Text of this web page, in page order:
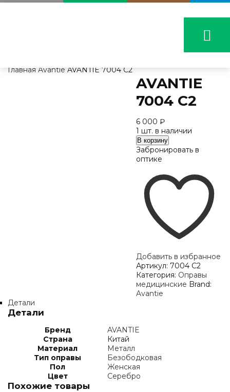
Главная Avantie AVANTIE 7004 C2
AVANTIE
7004 C2
6 000 ₽
1 шт. в наличии
Количество
AVANTIE
7004
В корзину
Забронировать в
оптике
Добавить в избранное
Артикул: 7004 C2
Категория: Оправы
медицинские Brand:
Avantie
Детали
Детали
Бренд
AVANTIE
Страна
Китай
Материал
Металл
Тип оправы
Безободковая
Пол
Женская
Цвет
Серебро
Похожие товары